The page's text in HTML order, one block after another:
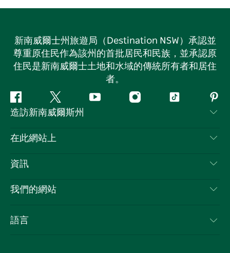
新南威爾士州旅遊局（Destination NSW）承認並
尊重原住民作為該州的首批居民和民族，並承認原
住民是新南威爾士土地和水域的傳統所有者和居住
者。
Facebook嘰
嘰
喳
Youtube Instagram抖
造訪新南威爾斯州
聯絡我們
隱私
Cookie 通知
在此網站上
目的地
新南威爾士州公路旅行
活動
資訊
旅行資訊
新南威爾士州的商業
我們的網站
語言